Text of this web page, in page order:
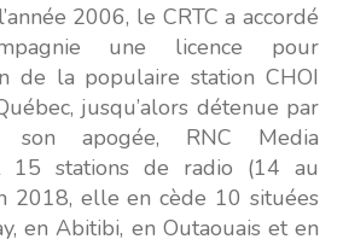
2006, le CRTC a accordé
une licence pour
de la populaire station CHOI
jusqu’alors détenue par
son apogée, RNC Media
15 stations de radio (14 au
2018, elle en cède 10 situées
en Abitibi, en Outaouais et en